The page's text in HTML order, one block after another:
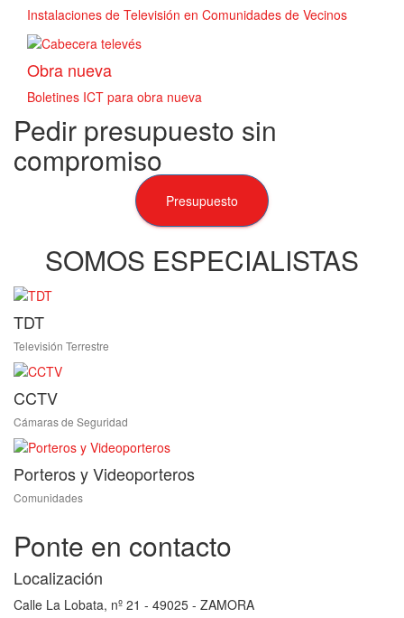
Instalaciones de Televisión en Comunidades de Vecinos
Obra nueva
Boletines ICT para obra nueva
Pedir presupuesto sin
compromiso
Presupuesto
SOMOS ESPECIALISTAS
TDT
Televisión Terrestre
CCTV
Cámaras de Seguridad
Porteros y Videoporteros
Comunidades
Ponte en contacto
Localización
Calle La Lobata, nº 21 - 49025 - ZAMORA